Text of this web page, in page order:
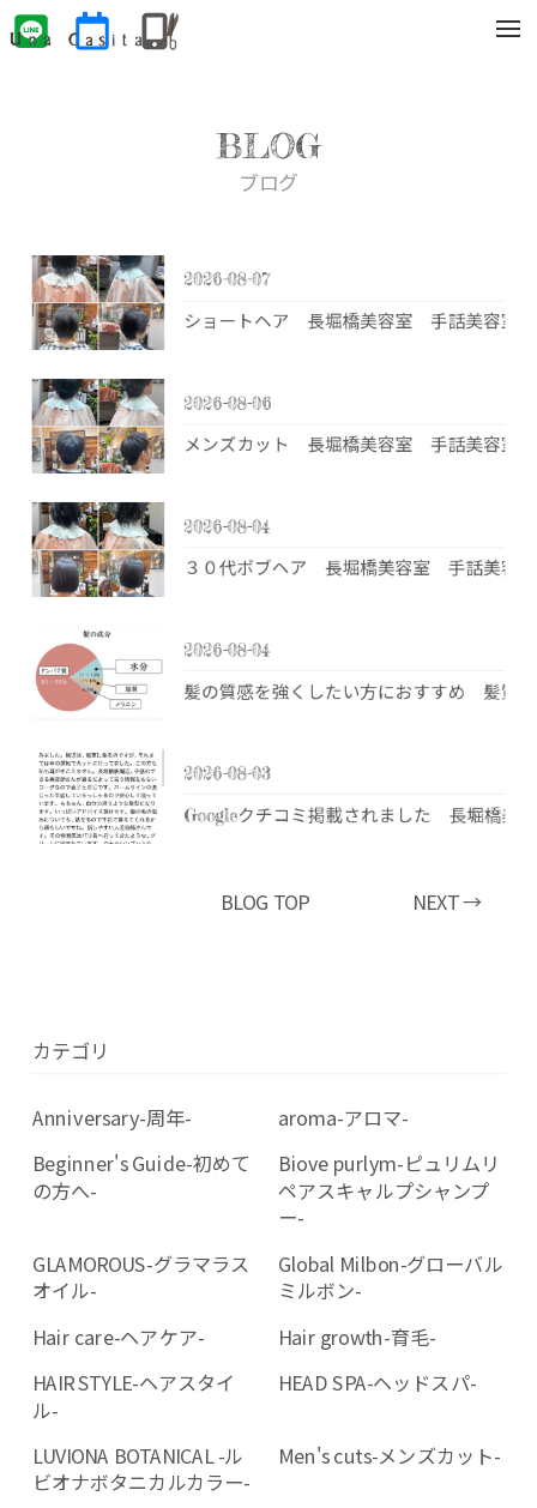
BLOG
ブログ
2026-08-07
ショートヘア 長堀橋美容室 手話美容室
2026-08-06
メンズカット 長堀橋美容室 手話美容室
2026-08-04
３０代ボブヘア 長堀橋美容室 手話美容
2026-08-04
髪の質感を強くしたい方におすすめ 髪質
2026-08-03
Googleクチコミ掲載されました 長堀橋
BLOG TOP NEXT →
カテゴリ
Anniversary-周年-
aroma-アロマ-
Beginner's Guide-初めて
の方へ-
Biove purlym-ピュリムリ
ペアスキャルプシャンプ
ー-
GLAMOROUS-グラマラス
オイル-
Global Milbon-グローバル
ミルボン-
Hair care-ヘアケア-
Hair growth-育毛-
HAIR STYLE-ヘアスタイ
ル-
HEAD SPA-ヘッドスパ-
LUVIONA BOTANICAL -ル
ビオナボタニカルカラー-
Men's cuts-メンズカット-
t